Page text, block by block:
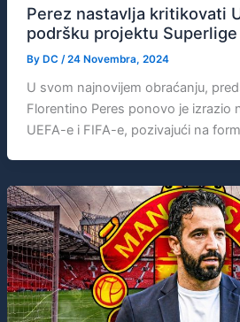
Perez nastavlja kritikovati
podršku projektu Superlige
By DC /24 Novembra, 2024
U svom najnovijem obraćanju,
Florentino Peres ponovo je izrazio
UEFA-e i FIFA-e, pozivajući na